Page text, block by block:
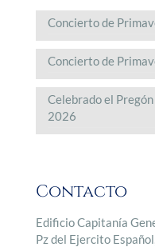
Concierto de
Concierto de
Celebrado el
2026
Contacto
Edificio Capitanía
Pz del Ejercito